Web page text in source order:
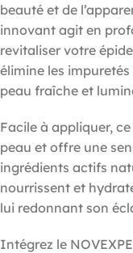
beauté et de
innovant agit en
revitaliser votre
élimine les
peau fraîche et
Facile à appliquer,
peau et offre une
ingrédients actifs
nourrissent et
lui redonnant son
Intégrez le